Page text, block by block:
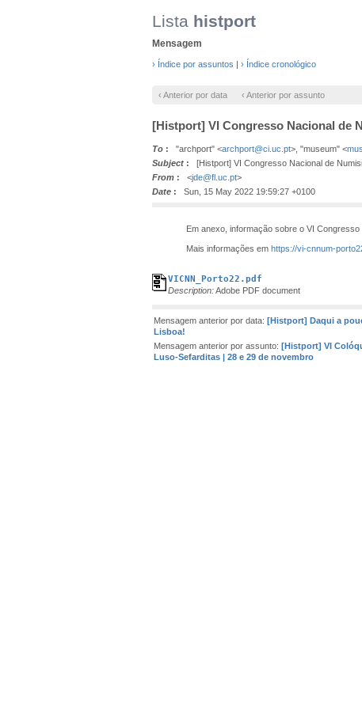
Lista histport
Mensagem
› Índice por assuntos | › Índice cronológico
‹ Anterior por data ‹ Anterior por assunto
[Histport] VI Congresso Nacional de
To : "archport" <archport@ci.uc.pt>, "museum" <
Subject : [Histport] VI Congresso Nacional de
From : <jde@fl.uc.pt>
Date : Sun, 15 May 2022 19:59:27 +0100
Em anexo, informação sobre o VI
Mais informações em https://vi-cnnum-
VICNN_Porto22.pdf
Description:Adobe PDF document
Mensagem anterior por data: [Histport] Daqui a
Lisboa!
Mensagem anterior por assunto: [Histport] VI
Luso-Sefarditas | 28 e 29 de novembro